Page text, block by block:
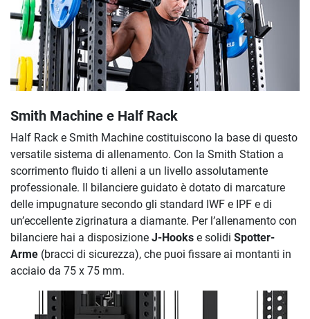
Smith Machine e Half Rack
Half Rack e Smith Machine costituiscono la base di questo
versatile sistema di allenamento. Con la Smith Station a
scorrimento fluido ti alleni a un livello assolutamente
professionale. Il bilanciere guidato è dotato di marcature
delle impugnature secondo gli standard IWF e IPF e di
un’eccellente zigrinatura a diamante. Per l’allenamento con
bilanciere hai a disposizione J-Hooks e solidi Spotter-
Arme (bracci di sicurezza), che puoi fissare ai montanti in
acciaio da 75 x 75 mm.